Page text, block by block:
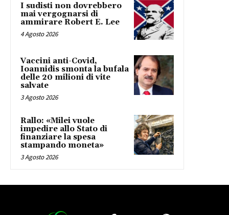
I sudisti non dovrebbero
mai vergognarsi di
ammirare Robert E. Lee
4 Agosto 2026
Vaccini anti-Covid,
Ioannidis smonta la bufala
delle 20 milioni di vite
salvate
3 Agosto 2026
Rallo: «Milei vuole
impedire allo Stato di
finanziare la spesa
stampando moneta»
3 Agosto 2026